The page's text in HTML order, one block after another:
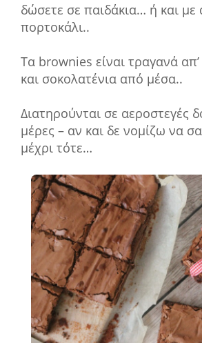
δώσετε σε παιδάκια… ή και
πορτοκάλι..
Τα brownies είναι τραγανά
και σοκολατένια από μέσα..
Διατηρούνται σε αεροστεγές
μέρες – αν και δε νομίζω να
μέχρι τότε…